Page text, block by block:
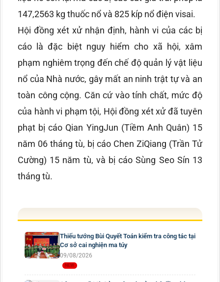
147,2563 kg thuốc nổ và 825 kíp nổ điện visai.
Hội đồng xét xử nhận định, hành vi của các bị
cáo là đặc biệt nguy hiểm cho xã hội, xâm
phạm nghiêm trọng đến chế độ quản lý vật liệu
nổ của Nhà nước, gây mất an ninh trật tự và an
toàn công cộng. Căn cứ vào tính chất, mức độ
của hành vi phạm tội, Hội đồng xét xử đã tuyên
phạt bị cáo Qian YingJun (Tiềm Anh Quân) 15
năm 06 tháng tù, bị cáo Chen ZiQiang (Trần Tử
Cường) 15 năm tù, và bị cáo Sùng Seo Sín 13
tháng tù.
Thiếu tướng Bùi Quyết Toán kiểm tra công tác tại
Cơ sở cai nghiện ma túy
09/08/2026